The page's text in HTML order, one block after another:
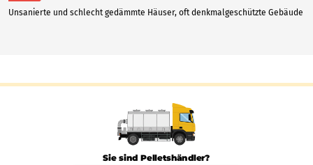
Unsanierte und schlecht gedämmte Häuser, oft denkmalgeschützte Gebäude
Sie sind Pelletshändler?